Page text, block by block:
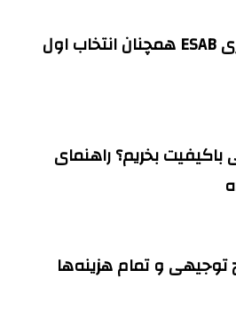
چرا محصولات جوشکاری ESAB همچنان انتخاب اول
باکیفیت بخریم؟ راهنمای
و تمام هزینه‌ها